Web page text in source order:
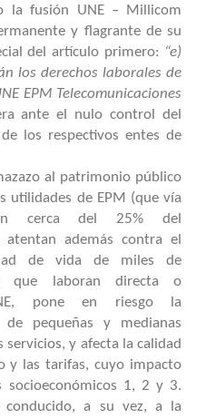
la fusión UNE – Millicom
y flagrante de su
del artículo primero: “e)
los derechos laborales de
EPM Telecomunicaciones
ante el nulo control del
los respectivos entes de
al patrimonio público
utilidades de EPM (que vía
cerca del 25% del
además contra el
de vida de miles de
que laboran directa o
pone en riesgo la
de pequeñas y medianas
servicios, y afecta la calidad
y las tarifas, cuyo impacto
socioeconómicos 1, 2 y 3.
conducido, a su vez, a la